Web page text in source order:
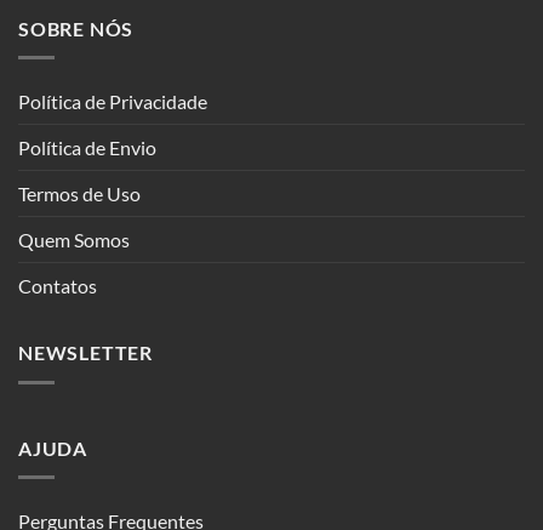
SOBRE NÓS
Política de Privacidade
Política de Envio
Termos de Uso
Quem Somos
Contatos
NEWSLETTER
AJUDA
Perguntas Frequentes